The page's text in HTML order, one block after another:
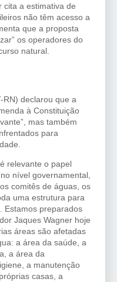
cita a estimativa de
não têm acesso a
que a proposta
os operadores do
natural.
RN) declarou que a
à Constituição
mas também
para
relevante o papel
nível governamental,
comitês de águas, os
uma estrutura para
Estamos preparados
Jaques Wagner hoje
áreas são afetadas
a área da saúde, a
a área da
a manutenção
casas, a